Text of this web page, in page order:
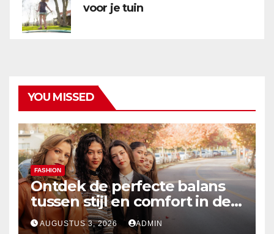
voor je tuin
YOU MISSED
FASHION
Ontdek de perfecte balans
tussen stijl en comfort in de
nieuwste damesmode
AUGUSTUS 3, 2026 ADMIN